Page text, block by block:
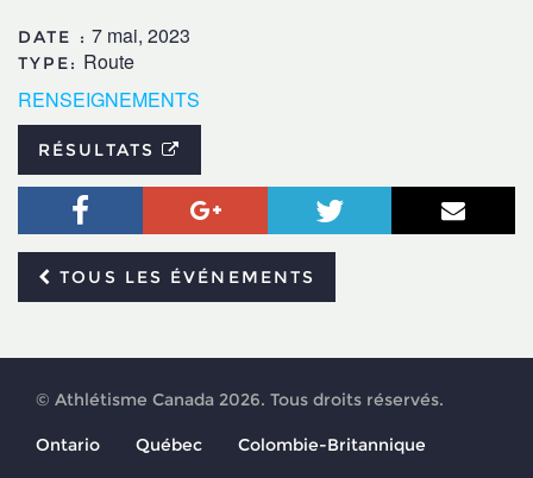
DATE : 7 mai, 2023
TYPE: Route
RENSEIGNEMENTS
RÉSULTATS
Facebook Google+ Twitter
TOUS LES ÉVÉNEMENTS
© Athlétisme Canada 2026. Tous droits réservés.
Ontario Québec Colombie-Britannique